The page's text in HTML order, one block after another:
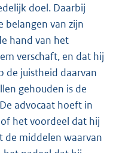
doel. Daarbij
belangen van zijn
hand van het
verschaft, en dat hij
de juistheid daarvan
gehouden is de
advocaat hoeft in
het voordeel dat hij
de middelen waarvan